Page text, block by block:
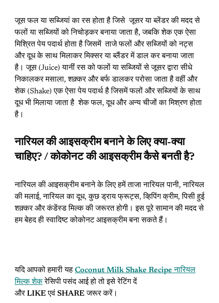
जूस फल या सब्जियां का रस होता है जिसे जूसर या ब्लेंडर की मदद से
फलों या सब्जियों को निचोड़कर बनाया जाता है, जबकि शेक एक ऐसा
मिश्रित पेय पदार्थ होता है जिसमें ताजे फलों और सब्जियों को नट्स
और दूध के साथ मिलाकर मिक्सर या ब्लैंडर में डाल कर बनाया जाता
है। जूस (Juice) यानीं रस को फलों या सब्जियों से जूसर द्वारा सीधे
निकालकर मसाला, शक़्कर और बर्फ डालकर परोसा जाता है वहीं और
शेक (Shake) एक ऐसा पेय पदार्थ है जिसमें फलों और सब्जियों के साथ
दूध भी मिलाया जाता है शेक फल, दूध और अन्य चीजों का मिश्रण होता
है।
नारियल की आइसक्रीम बनाने के लिए क्या-क्या
चाहिए? / कोकोनट की आइसक्रीम कैसे बनती है?
नारियल की आइसक्रीम बनाने के लिए हमें ताजा नारियल पानी, नारियल
की मलाई, नारियल का दूध, कुछ ड्राय फ्रूट्स, व्हिपिंग क्रीम, पिसी हुई
शक़्कर और कंडेंस्ड मिल्क की जरूरत होगी। इस पूरे सामान की मदद से
हम बेहद ही स्वादिष्ट कोकोनट आइसक्रीम बना सकते हैं।
यदि आपको हमारी यह Coconut Milk Shake Recipeनारियल
मिल्क शेकरेसिपी पसंद आई हो तो इसे रेटिंग दें
औरLIKEएवं SHAREजरूर करें।